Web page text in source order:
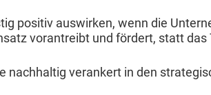
pos­i­tiv auswirken, wenn die
vorantreibt und fördert, statt
nach­haltig ver­ankert in den